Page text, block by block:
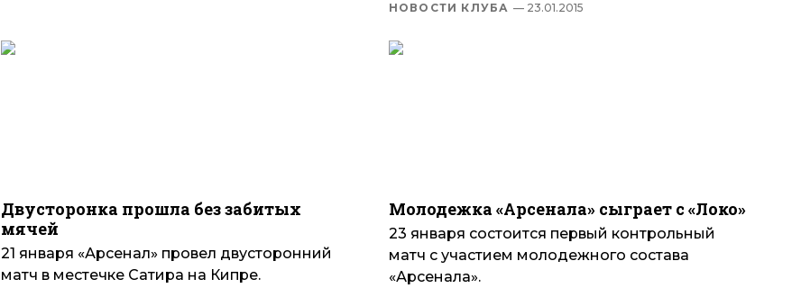
НОВОСТИ КЛУБА — 23.01.2015
Двусторонка прошла без забитых
мячей
21 января «Арсенал» провел двусторонний
матч в местечке Сатира на Кипре.
Молодежка «Арсенала» сыграет с «Локо»
23 января состоится первый контрольный
матч с участием молодежного состава
«Арсенала».